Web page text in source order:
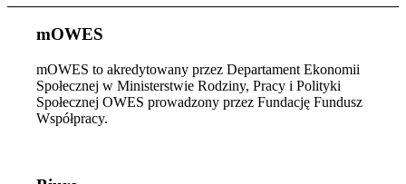
mOWES
mOWES to akredytowany przez Departament Ekonomii
Społecznej w Ministerstwie Rodziny, Pracy i Polityki
Społecznej OWES prowadzony przez Fundację Fundusz
Współpracy.